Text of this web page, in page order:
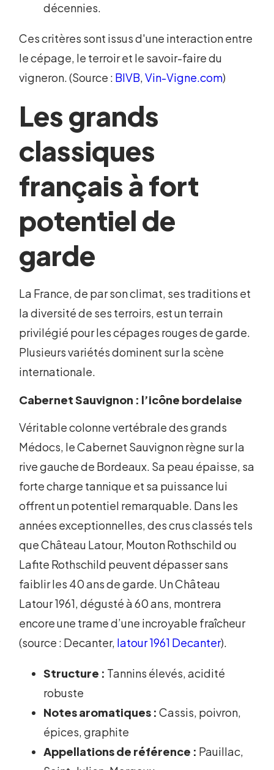
décennies.
Ces critères sont issus d'une interaction entre
le cépage, le terroir et le savoir-faire du
vigneron. (Source : BIVB,Vin-Vigne.com)
Les grands
classiques
français à fort
potentiel de
garde
La France, de par son climat, ses traditions et
la diversité de ses terroirs, est un terrain
privilégié pour les cépages rouges de garde.
Plusieurs variétés dominent sur la scène
internationale.
Cabernet Sauvignon : l’icône bordelaise
Véritable colonne vertébrale des grands
Médocs, le Cabernet Sauvignon règne sur la
rive gauche de Bordeaux. Sa peau épaisse, sa
forte charge tannique et sa puissance lui
offrent un potentiel remarquable. Dans les
années exceptionnelles, des crus classés tels
que Château Latour, Mouton Rothschild ou
Lafite Rothschild peuvent dépasser sans
faiblir les 40 ans de garde. Un Château
Latour 1961, dégusté à 60 ans, montrera
encore une trame d’une incroyable fraîcheur
(source : Decanter, latour 1961 Decanter).
Structure : Tannins élevés, acidité
robuste
Notes aromatiques : Cassis, poivron,
épices, graphite
Appellations de référence : Pauillac,